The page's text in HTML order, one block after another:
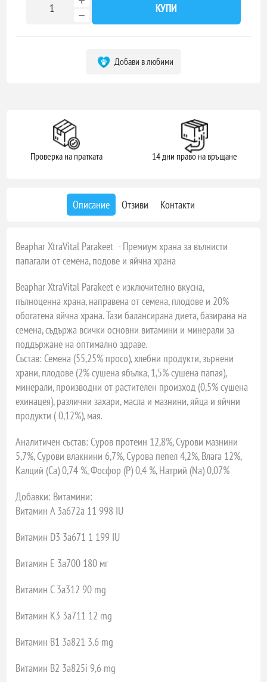
КУПИ
Добави в любими
Проверка на пратката 14 дни право на връщане
Описание Отзиви Контакти
Beaphar XtraVital Parakeet - Премиум храна за вълнисти
папагали от семена, подове и яйчна храна
Beaphar XtraVital Parakeet е изключително вкусна,
пълноценна храна, направена от семена, плодове и 20%
обогатена яйчна храна. Тази балансирана диета, базирана на
семена, съдържа всички основни витамини и минерали за
поддържане на оптимално здраве.
Състав:Семена (55,25% просо), хлебни продукти, зърнени
храни, плодове (2% сушена ябълка, 1,5% сушена папая),
минерали, производни от растителен произход (0,5% сушена
ехинацея), различни захари, масла и мазнини, яйца и яйчни
продукти ( 0,12%), мая.
Аналитичен състав:Суров протеин 12,8%, Сурови мазнини
5,7%, Сурови влакнини 6,7%, Сурова пепел 4,2%, Влага 12%,
Калций (Ca) 0,74 %, Фосфор (P) 0,4 %, Натрий (Na) 0,07%
Добавки: Витамини:
Витамин A 3a672a 11 998 IU
Витамин D3 3a671 1 199 IU
Витамин E 3a700 180 мг
Витамин C 3a312 90 mg
Витамин K3 3a711 12 mg
Витамин B1 3a821 3.6 mg
Витамин B2 3a825i 9,6 mg